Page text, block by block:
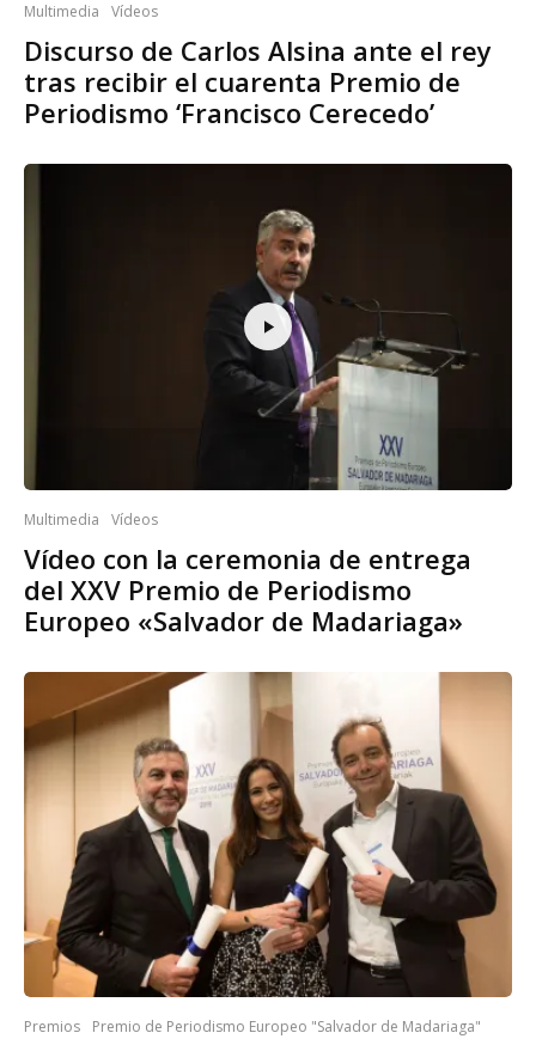
Multimedia Vídeos
Discurso de Carlos Alsina ante el rey
tras recibir el cuarenta Premio de
Periodismo ‘Francisco Cerecedo’
Multimedia Vídeos
Vídeo con la ceremonia de entrega
del XXV Premio de Periodismo
Europeo «Salvador de Madariaga»
Premios Premio de Periodismo Europeo "Salvador de Madariaga"